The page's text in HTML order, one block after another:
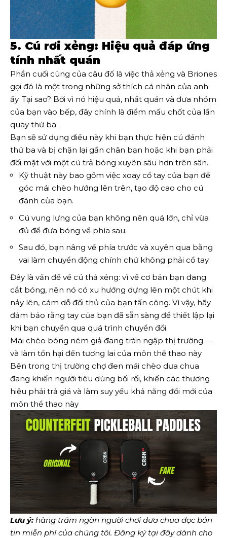
5. Cú rơi xẻng: Hiệu quả đáp ứng
tính nhất quán
Phần cuối cùng của câu đố là việc thả xẻng và Briones
gọi đó là một trong những sở thích cá nhân của anh
ấy. Tại sao? Bởi vì nó hiệu quả, nhất quán và đưa nhóm
của bạn vào bếp, đây chính là điểm mấu chốt của lần
quay thứ ba.
Bạn sẽ sử dụng điều này khi bạn thực hiện cú đánh
thứ ba và bị chặn lại gần chân bạn hoặc khi bạn phải
đối mặt với một cú trả bóng xuyên sâu hơn trên sân.
Kỹ thuật này bao gồm việc xoay cổ tay của bạn để
góc mái chèo hướng lên trên, tạo độ cao cho cú
đánh của bạn.
Cú vung lưng của bạn không nên quá lớn, chỉ vừa
đủ để đưa bóng về phía sau.
Sau đó, bạn nâng về phía trước và xuyên qua bằng
vai làm chuyển động chính chứ không phải cổ tay.
Đây là vấn đề về cú thả xẻng: vì về cơ bản bạn đang
cắt bóng, nên nó có xu hướng dựng lên một chút khi
nảy lên, cám dỗ đối thủ của bạn tấn công. Vì vậy, hãy
đảm bảo rằng tay của bạn đã sẵn sàng để thiết lập lại
khi bạn chuyển qua quá trình chuyển đổi.
Mái chèo bóng ném giả đang tràn ngập thị trường —
và làm tổn hại đến tương lai của môn thể thao này
Bên trong thị trường chợ đen mái chèo dưa chua
đang khiến người tiêu dùng bối rối, khiến các thương
hiệu phải trả giá và làm suy yếu khả năng đổi mới của
môn thể thao này
Lưu ý: hàng trăm ngàn người chơi dưa chua đọc bản
tin miễn phí của chúng tôi. Đăng ký tại đâydành cho